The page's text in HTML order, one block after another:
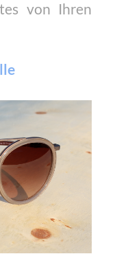
von Ihren